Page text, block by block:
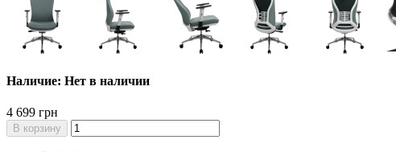
Наличие: Нет в наличии
4 699 грн
В корзину